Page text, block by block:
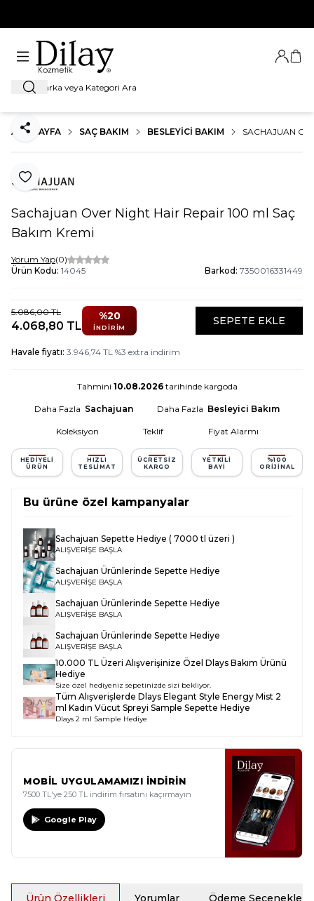
Ara
Giriş
ANA SAYFA SAÇ BAKIM BESLEYICI BAKIM SACHAJUAN
Favoriye Ekle
Paylaş
Sachajuan Over Night Hair Repair 100 ml Saç
Bakım Kremi
Yorum Yap(0)
Ürün Kodu: 14045 Barkod: 7350016331449
5.086,00TL
4.068,80 TL
%20
İNDIRIM
SEPETE EKLE
Havale fiyatı: 3.946,74 TL %3 extra indirim
Tahmini 10.08.2026tarihinde kargoda
Daha Fazla Sachajuan Daha Fazla Besleyici Bakım
Koleksiyon Teklif Fiyat Alarmı
HEDIYELI
ÜRÜN
HIZLI
TESLIMAT
ÜCRETSIZ
KARGO
YETKILI
BAYI
%100
ORIJINAL
Bu ürüne özel kampanyalar
Sachajuan Sepette Hediye ( 7000 tl üzeri )
ALIŞVERİŞE BAŞLA
Sachajuan Ürünlerinde Sepette Hediye
ALIŞVERİŞE BAŞLA
Sachajuan Ürünlerinde Sepette Hediye
ALIŞVERİŞE BAŞLA
Sachajuan Ürünlerinde Sepette Hediye
ALIŞVERİŞE BAŞLA
10.000 TL Üzeri Alışverişinize Özel Dlays Bakım Ürünü
Hediye
Size özel hediyeniz sepetinizde sizi bekliyor.
Tüm Alışverişlerde Dlays Elegant Style Energy Mist 2
ml Kadın Vücut Spreyi Sample Sepette Hediye
Dlays 2 ml Sample Hediye
MOBİL UYGULAMAMIZI İNDİRİN
7500 TL'ye 250 TL indirim fırsatını kaçırmayın
Google Play
Ürün Özellikleri Yorumlar Ödeme Seçenekleri